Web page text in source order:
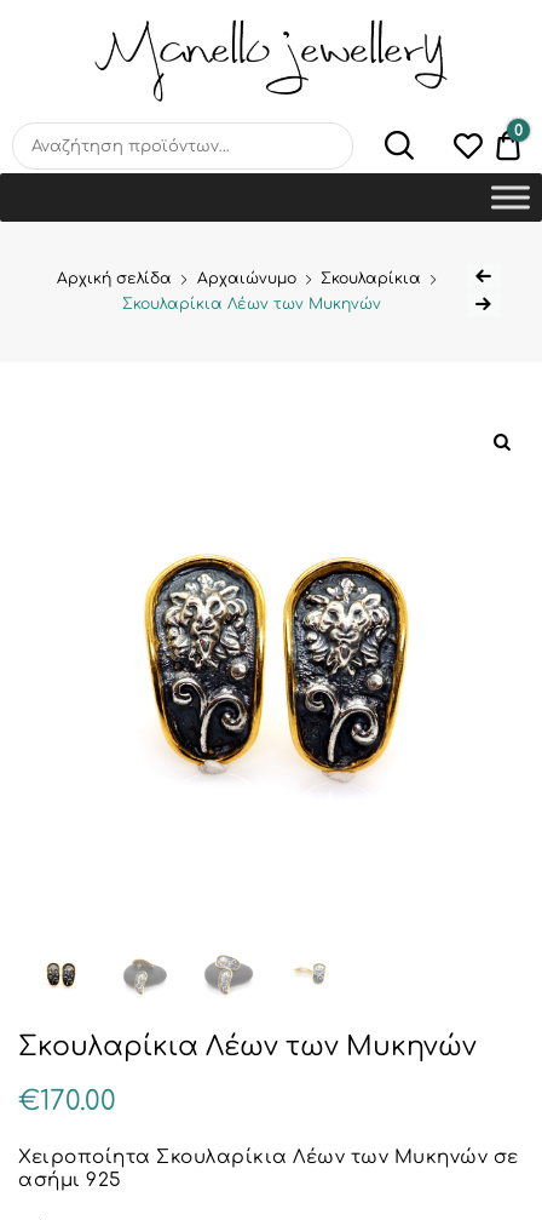
HANDMADE JEWELLERY
LAB
0
Αρχική σελίδα Αρχαιώνυμο
Σκουλαρίκια
Σκουλαρίκια Λέων των Μυκηνών
Σκουλαρίκια Λέων των Μυκηνών
€170.00
Χειροποίητα Σκουλαρίκια Λέων των Μυκηνών σε
ασήμι 925